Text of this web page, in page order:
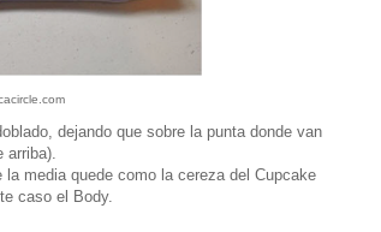
dejando que sobre la punta donde van
media quede como la cereza del Cupcake
caso el Body.